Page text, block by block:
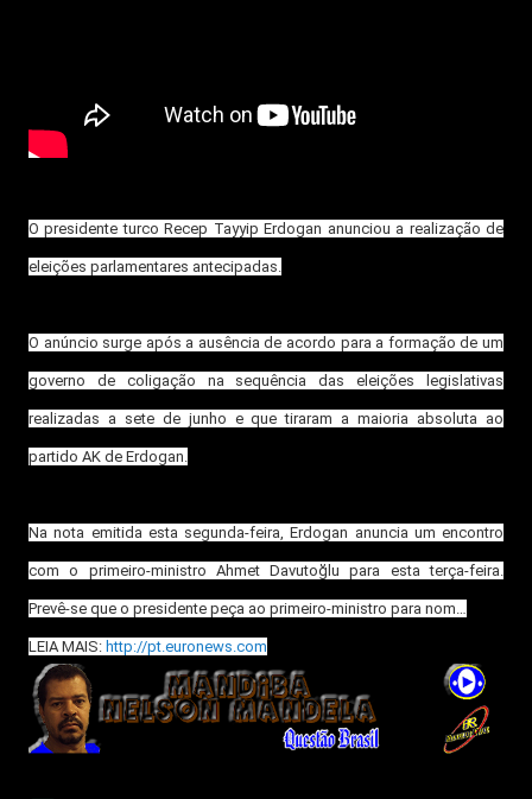
O presidente turco Recep Tayyip Erdogan anunciou a realização de
eleições parlamentares antecipadas.
O anúncio surge após a ausência de acordo para a formação de um
governo de coligação na sequência das eleições legislativas
realizadas a sete de junho e que tiraram a maioria absoluta ao
partido AK de Erdogan.
Na nota emitida esta segunda-feira, Erdogan anuncia um encontro
com o primeiro-ministro Ahmet Davutoğlu para esta terça-feira.
Prevê-se que o presidente peça ao primeiro-ministro para nom…
LEIA MAIS: http://pt.euronews.com